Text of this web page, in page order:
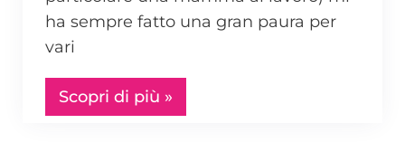
ha sempre fatto una gran paura per
vari
Scopri di più »